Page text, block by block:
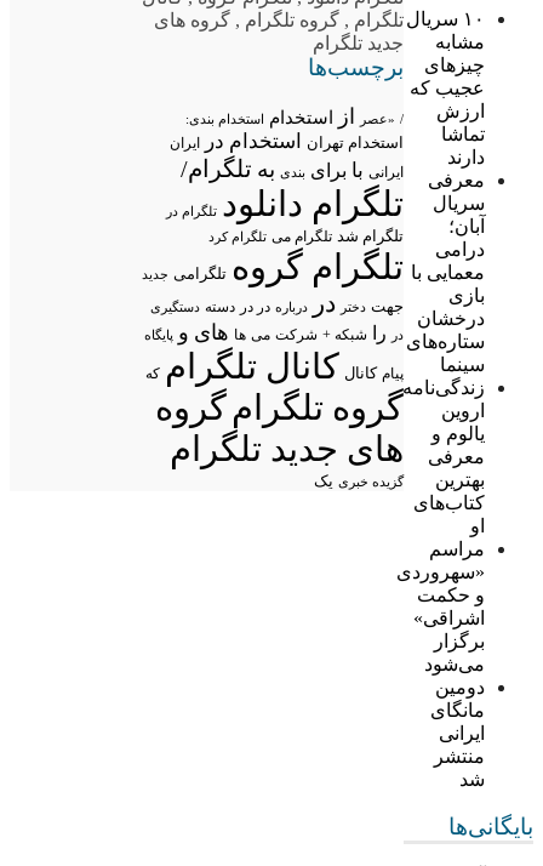
۱۰ سریال
مشابه
چیزهای
عجیب که
ارزش
تماشا
دارند
معرفی
سریال
آبان؛
درامی
معمایی با
بازی
درخشان
ستاره‌های
سینما
زندگی‌نامه
اروین
یالوم و
معرفی
بهترین
کتاب‌های
او
مراسم
«سهروردی
و حکمت
اشراقی»
برگزار
می‌شود
دومین
مانگای
ایرانی
منتشر
شد
بایگانی‌ها
تلگرام , گروه تلگرام , گروه های
جدید تلگرام
برچسب‌ها
/ «عصر از استخدام استخدام بندی:
استخدام تهران استخدام در ایران
ایرانی با برای بندی به تلگرام/
تلگرام دانلود تلگرام در
تلگرام شد تلگرام می تلگرام کرد
تلگرام گروه تلگرامی جدید
جهت دختر در درباره در در دسته دستگیری
در
را شبکه + شرکت می ها های و پایگاه
پیام کانال کانال تلگرام که
گروه تلگرامگروه
های جدید تلگرام
گزیده خبری یک